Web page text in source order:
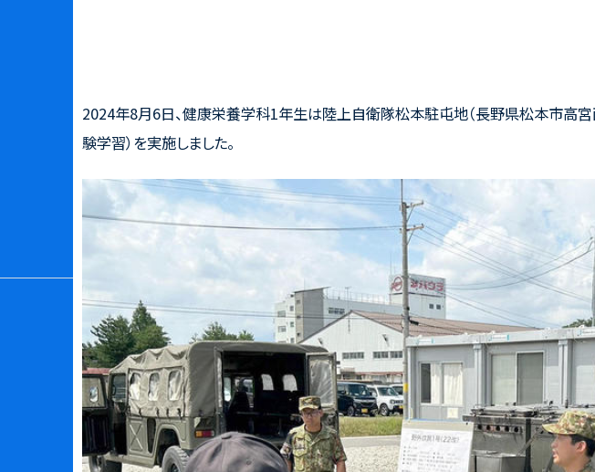
2024年8月6日、健康栄養学科1年生は陸上自衛隊松本駐屯地（長野県松本市高宮
験学習）を実施しました。